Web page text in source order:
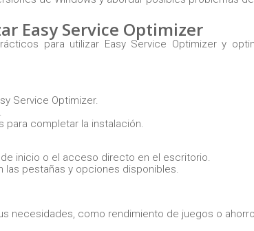
Easy Service Optimizer
para utilizar Easy Service Optimizer y
Service Optimizer.
para completar la instalación.
inicio o el acceso directo en el escritorio.
las pestañas y opciones disponibles.
necesidades, como rendimiento de juegos o